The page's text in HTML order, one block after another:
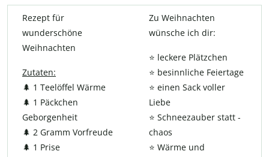
Rezept für
wunderschöne
Weihnachten
Zutaten:
🌲 1 Teelöffel Wärme
🌲 1 Päckchen
Geborgenheit
🌲 2 Gramm Vorfreude
🌲 1 Prise
Zu Weihnachten
wünsche ich dir:
⭐ leckere Plätzchen
⭐ besinnliche Feiertage
⭐ einen Sack voller
Liebe
⭐ Schneezauber statt -
chaos
⭐ Wärme und